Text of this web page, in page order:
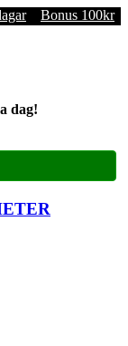
Bonus 100kr
dag!